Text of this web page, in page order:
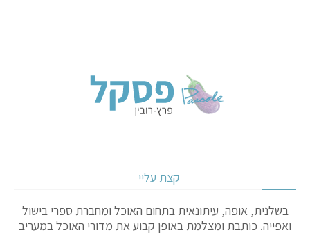
קצת עליי
בשלנית, אופה, עיתונאית בתחום האוכל ומחברת ספרי בישול
ואפייה. כותבת ומצלמת באופן קבוע את מדורי האוכל במעריב